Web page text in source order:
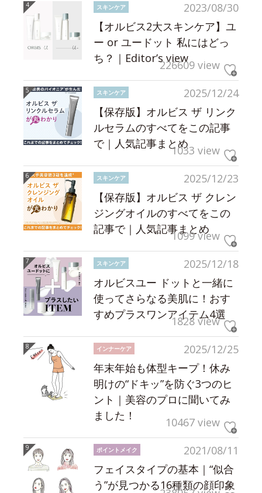
2023/08/30
スキンケア
【オルビス2大スキンケア】ユ
ー or ユードット 私にはどっ
ち？｜Editor’s view226609 view
2025/12/24
スキンケア
【保存版】オルビス ザ リンク
ルセラムのすべてをこの記事
で｜人気記事まとめ1033 view
2025/12/23
スキンケア
【保存版】オルビス ザ クレン
ジングオイルのすべてをこの
記事で｜人気記事まとめ
1099 view
2025/12/18
スキンケア
オルビスユー ドットと一緒に
使ってさらなる美肌に！おす
すめプラスワンアイテム4選
1828 view
2025/12/25
インナーケア
年末年始も体型キープ！休み
明けの“ドキッ”を防ぐ3つのヒ
ント｜美容のプロに聞いてみ
ました！
10467 view
2021/08/11
ポイントメイク
フェイスタイプの基本｜“似合
う”が見つかる16種類の顔印象